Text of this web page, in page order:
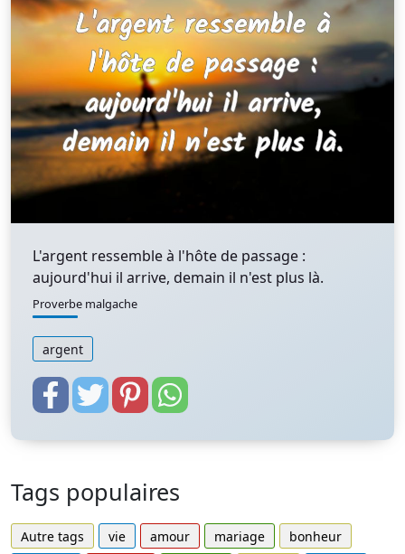
L'argent ressemble à l'hôte de passage :
aujourd'hui il arrive, demain il n'est plus là.
Proverbe malgache
argent
Tags populaires
Autre tags vie amour mariage
bonheur